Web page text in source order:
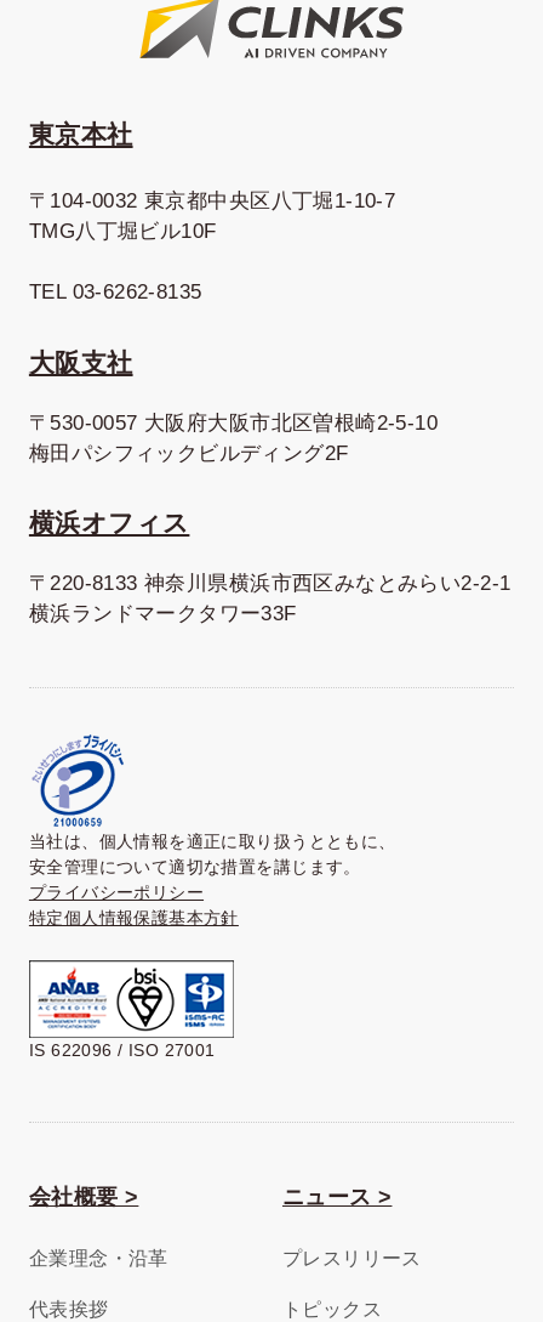
東京本社
〒104-0032 東京都中央区八丁堀1-10-7
TMG八丁堀ビル10F
TEL 03-6262-8135
大阪支社
〒530-0057 大阪府大阪市北区曽根崎2-5-10
梅田パシフィックビルディング2F
横浜オフィス
〒220-8133 神奈川県横浜市西区みなとみらい2-2-1
横浜ランドマークタワー33F
当社は、個人情報を適正に取り扱うとともに、
安全管理について適切な措置を講じます。
プライバシーポリシー
特定個人情報保護基本方針
IS 622096 / ISO 27001
会社概要 >
企業理念・沿革
代表挨拶
ニュース >
プレスリリース
トピックス